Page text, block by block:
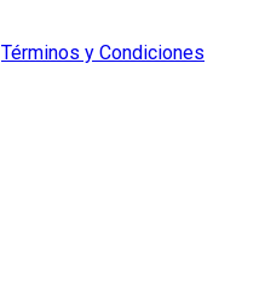
Términos y Condiciones